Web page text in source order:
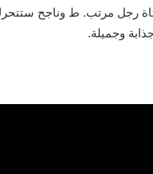
رجل مرتب. ط وناجح
وجميلة.